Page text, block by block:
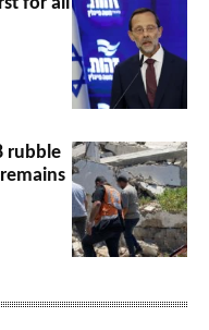
for all
rubble